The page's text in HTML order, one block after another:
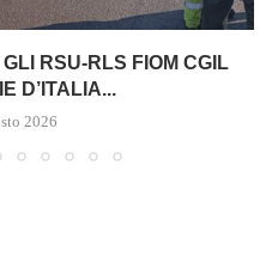
RSU-RLS FIOM CGIL
D’ITALIA...
2026